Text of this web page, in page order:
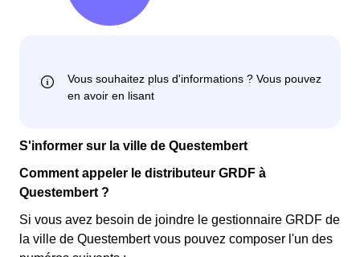
S'informer sur la ville de Questembert
Comment appeler le distributeur GRDF à
Questembert ?
Si vous avez besoin de joindre le gestionnaire GRDF de
la ville de Questembert vous pouvez composer l'un des